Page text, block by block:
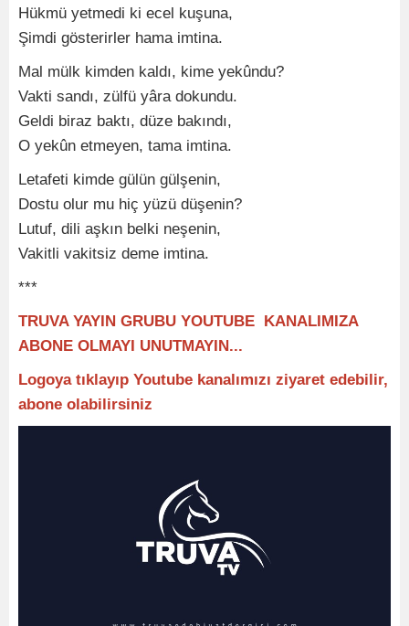
Hükmü yetmedi ki ecel kuşuna,
Şimdi gösterirler hama imtina.
Mal mülk kimden kaldı, kime yekûndu?
Vakti sandı, zülfü yâra dokundu.
Geldi biraz baktı, düze bakındı,
O yekûn etmeyen, tama imtina.
Letafeti kimde gülün gülşenin,
Dostu olur mu hiç yüzü düşenin?
Lutuf, dili aşkın belki neşenin,
Vakitli vakitsiz deme imtina.
***
TRUVA YAYIN GRUBU YOUTUBE KANALIMIZA
ABONE OLMAYI UNUTMAYIN...
Logoya tıklayıp Youtube kanalımızı ziyaret edebilir,
abone olabilirsiniz